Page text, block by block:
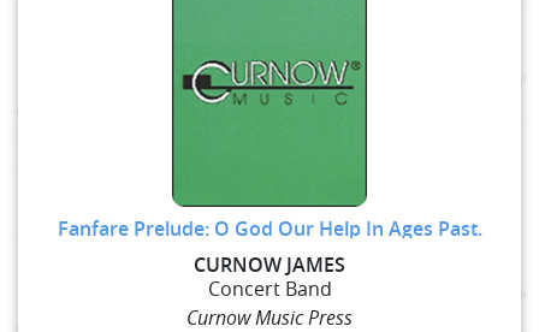
Fanfare Prelude: O God Our Help In Ages Past.
CURNOW JAMES
Concert Band
Curnow Music Press